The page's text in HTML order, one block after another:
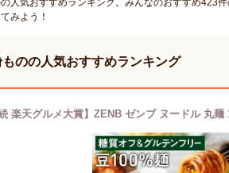
人気おすすめランキング。みんなのおすすめ423
みよう！
のの人気おすすめランキング